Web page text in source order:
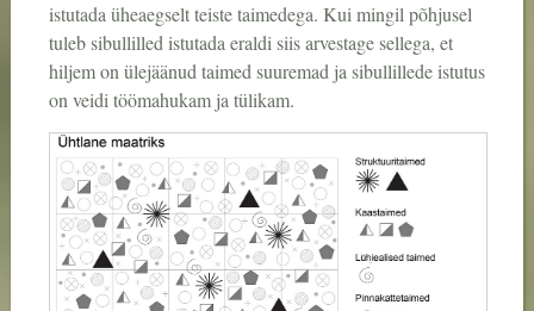
istutada üheaegselt teiste taimedega. Kui mingil põhjusel
tuleb sibullilled istutada eraldi siis arvestage sellega, et
hiljem on ülejäänud taimed suuremad ja sibullillede istutus
on veidi töömahukam ja tülikam.